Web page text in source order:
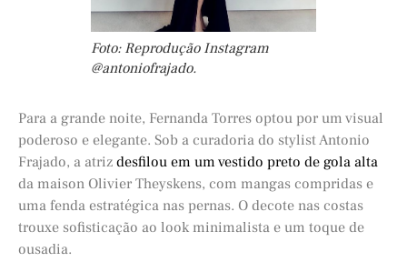
Foto: Reprodução Instagram
@antoniofrajado.
Para a grande noite, Fernanda Torres optou por um visual
poderoso e elegante. Sob a curadoria do stylist Antonio
Frajado, a atriz desfilou em um vestido preto de gola alta
da maison Olivier Theyskens, com mangas compridas e
uma fenda estratégica nas pernas. O decote nas costas
trouxe sofisticação ao look minimalista e um toque de
ousadia.